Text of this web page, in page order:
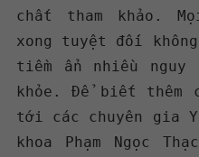
chất tham khảo.
xong tuyệt đối
tiềm ẩn nhiều nguy
khỏe. Để biết
tới các chuyên gia Y
khoa Phạm Ngọc